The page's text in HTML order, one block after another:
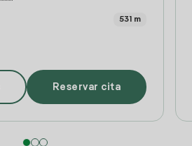
531 m
Reservar cita